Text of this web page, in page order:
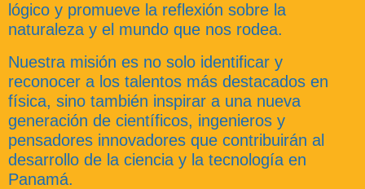
lógico y promueve la reflexión sobre la
naturaleza y el mundo que nos rodea.
Nuestra misión es no solo identificar y
reconocer a los talentos más destacados en
física, sino también inspirar a una nueva
generación de científicos, ingenieros y
pensadores innovadores que contribuirán al
desarrollo de la ciencia y la tecnología en
Panamá.